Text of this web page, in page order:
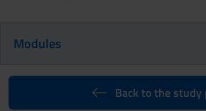
Modules
Back to the study